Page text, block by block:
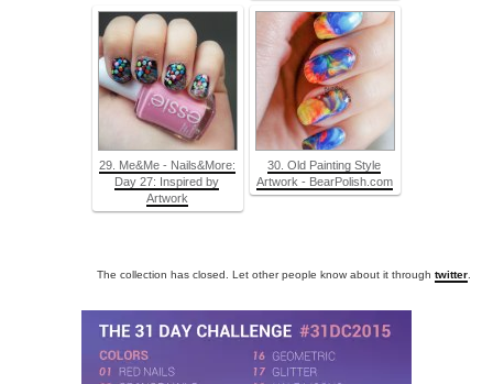
29. Me&Me - Nails&More:
Day 27: Inspired by
Artwork
30. Old Painting Style
Artwork - BearPolish.com
The collection has closed. Let other people know about it through twitter